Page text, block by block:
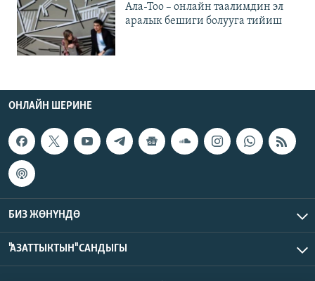
Ала-Тоо – онлайн таалимдин эл
аралык бешиги болууга тийиш
ОНЛАЙН ШЕРИНЕ
БИЗ ЖӨНҮНДӨ
"АЗАТТЫКТЫН" САНДЫГЫ